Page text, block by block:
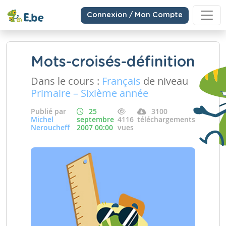
Connexion / Mon Compte
Mots-croisés-définition
Dans le cours : Français de niveau
Primaire – Sixième année
Publié par
Michel
Neroucheff
25
septembre
2007 00:00
4116
vues
3100
téléchargements